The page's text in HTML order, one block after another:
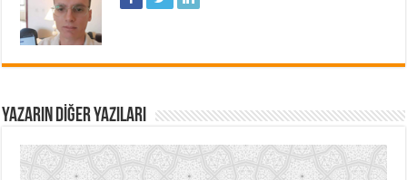
YAZARIN DIĞER YAZILARI